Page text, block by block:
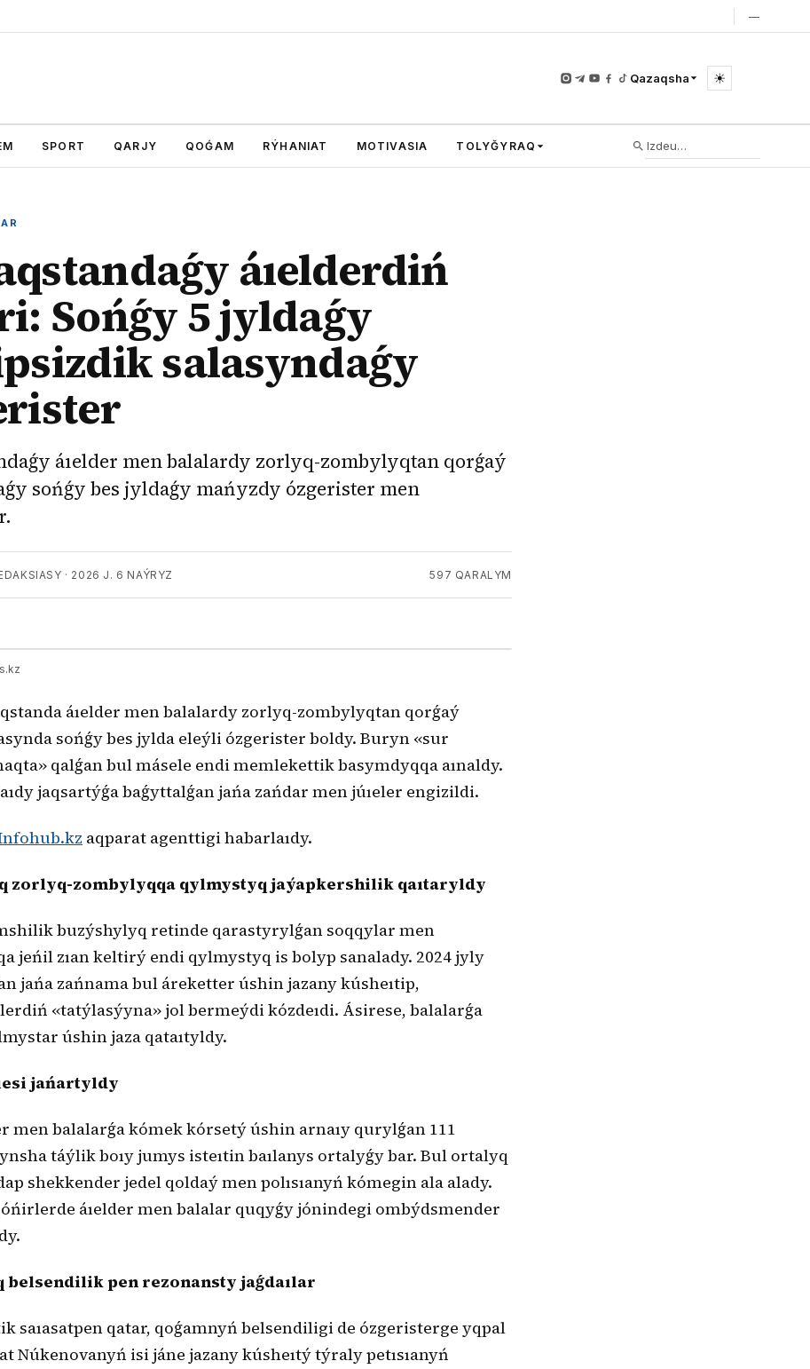
—
Qazaqsha ☀
SPORT QARJY QOǴAM RÝHANIAT MOTIVASIA TOLYĞYRAQ
áıelderdiń
Sońǵy 5 jyldaǵy
salasyndaǵy
áıelder men balalardy zorlyq-zombylyqtan qorǵaý
sońǵy bes jyldaǵy mańyzdy ózgerister men
· 2026 J. 6 NAÝRYZ 597 QARALYM
áıelder men balalardy zorlyq-zombylyqtan qorǵaý
sońǵy bes jylda eleýli ózgerister boldy. Buryn «sur
qalǵan bul másele endi memlekettik basymdyqqa aınaldy.
jaqsartýǵa baǵyttalǵan jańa zańdar men júıeler engizildi.
aqparat agenttigi habarlaıdy.
zorlyq-zombylyqqa qylmystyq jaýapkershilik qaıtaryldy
buzýshylyq retinde qarastyrylǵan soqqylar men
jeńil zıan keltirý endi qylmystyq is bolyp sanalady. 2024 jyly
jańa zańnama bul áreketter úshin jazany kúsheıtip,
«tatýlasýyna» jol bermeýdi kózdeıdi. Ásirese, balalarǵa
úshin jaza qataıtyldy.
jańartyldy
men balalarǵa kómek kórsetý úshin arnaıy qurylǵan 111
táýlik boıy jumys isteıtin baılanys ortalyǵy bar. Bul ortalyq
shekkender jedel qoldaý men polısıanyń kómegin ala alady.
óńirlerde áıelder men balalar quqyǵy jónindegi ombýdsmender
belsendilik pen rezonansty jaǵdaılar
saıasatpen qatar, qoǵamnyń belsendiligi de ózgeristerge yqpal
Núkenovanyń isi jáne jazany kúsheıtý týraly petısıanyń